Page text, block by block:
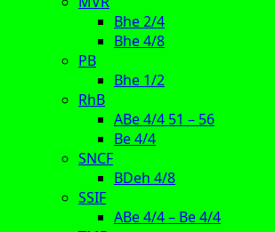
Bhe 2/4
Bhe 4/8
PB
Bhe 1/2
RhB
ABe 4/4 51 – 56
Be 4/4
SNCF
BDeh 4/8
SSIF
ABe 4/4 – Be 4/4